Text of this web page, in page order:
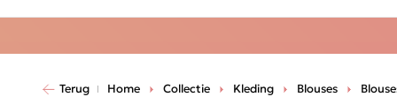
Terug Home Collectie Kleding Blouses